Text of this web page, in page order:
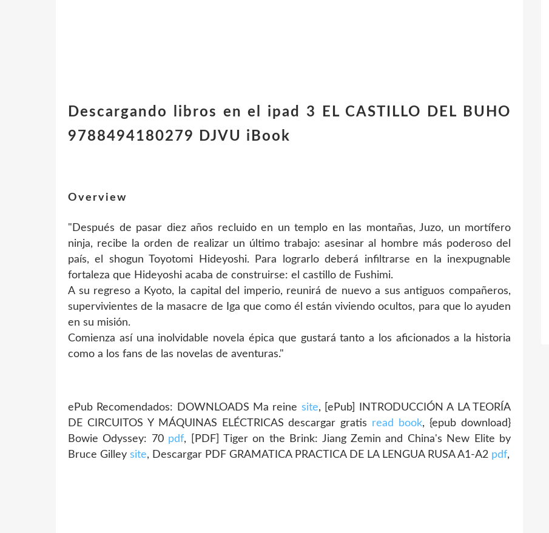
Descargando libros en el ipad 3 EL CASTILLO DEL BUHO
9788494180279 DJVU iBook
Overview
"Después de pasar diez años recluido en un templo en las montañas, Juzo, un mortífero
ninja, recibe la orden de realizar un último trabajo: asesinar al hombre más poderoso del
país, el shogun Toyotomi Hideyoshi. Para lograrlo deberá infiltrarse en la inexpugnable
fortaleza que Hideyoshi acaba de construirse: el castillo de Fushimi.
A su regreso a Kyoto, la capital del imperio, reunirá de nuevo a sus antiguos compañeros,
supervivientes de la masacre de Iga que como él están viviendo ocultos, para que lo ayuden
en su misión.
Comienza así una inolvidable novela épica que gustará tanto a los aficionados a la historia
como a los fans de las novelas de aventuras."
ePub Recomendados: DOWNLOADS Ma reine site, [ePub] INTRODUCCIÓN A LA TEORÍA
DE CIRCUITOS Y MÁQUINAS ELÉCTRICAS descargar gratis read book, {epub download}
Bowie Odyssey: 70 pdf, [PDF] Tiger on the Brink: Jiang Zemin and China's New Elite by
Bruce Gilley site, Descargar PDF GRAMATICA PRACTICA DE LA LENGUA RUSA A1-A2 pdf,